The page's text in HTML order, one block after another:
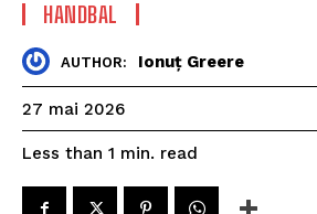
HANDBAL
AUTHOR: Ionuț Greere
27 mai 2026
Less than 1 min. read